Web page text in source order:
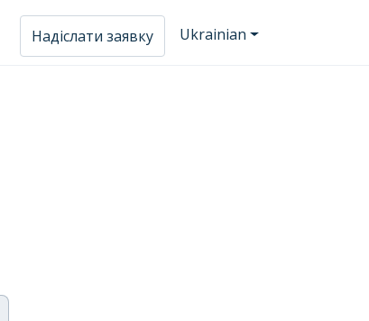
Надіслати заявку Ukrainian